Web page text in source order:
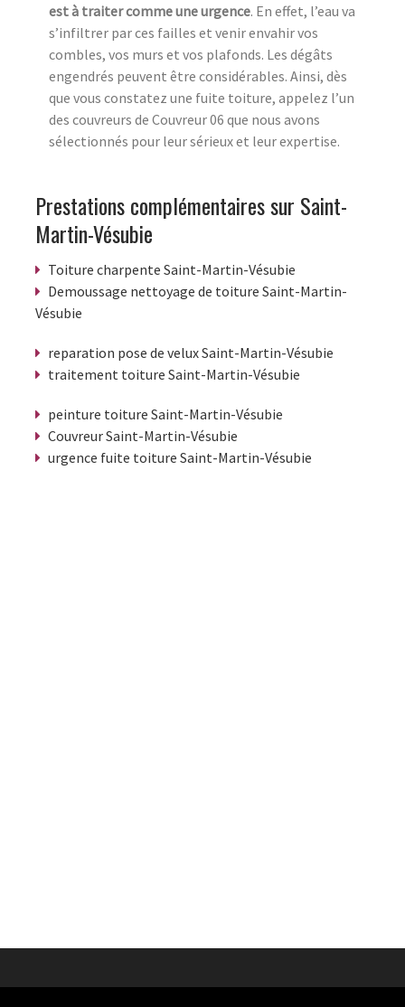
est à traiter comme une urgence. En effet, l’eau va
s’infiltrer par ces failles et venir envahir vos
combles, vos murs et vos plafonds. Les dégâts
engendrés peuvent être considérables. Ainsi, dès
que vous constatez une fuite toiture, appelez l’un
des couvreurs de Couvreur 06 que nous avons
sélectionnés pour leur sérieux et leur expertise.
Prestations complémentaires sur Saint-
Martin-Vésubie
Toiture charpente Saint-Martin-Vésubie
Demoussage nettoyage de toiture Saint-Martin-
Vésubie
reparation pose de velux Saint-Martin-Vésubie
traitement toiture Saint-Martin-Vésubie
peinture toiture Saint-Martin-Vésubie
Couvreur Saint-Martin-Vésubie
urgence fuite toiture Saint-Martin-Vésubie